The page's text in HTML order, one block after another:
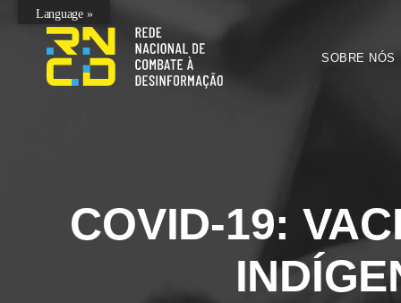
SOBRE NÓS
COVID-19:
Language »